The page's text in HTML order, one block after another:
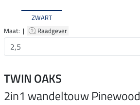
ZWART
Maat: |
Raadgever
TWIN OAKS
2in1 wandeltouw Pinewood